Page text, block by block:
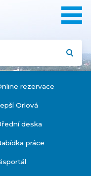
rezervace
Orlová
deska
práce